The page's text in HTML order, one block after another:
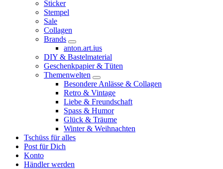
Sticker
Stempel
Sale
Collagen
Brands
anton.art.ius
DIY & Bastelmaterial
Geschenkpapier & Tüten
Themenwelten
Besondere Anlässe & Collagen
Retro & Vintage
Liebe & Freundschaft
Spass & Humor
Glück & Träume
Winter & Weihnachten
Tschüss für alles
Post für Dich
Konto
Händler werden